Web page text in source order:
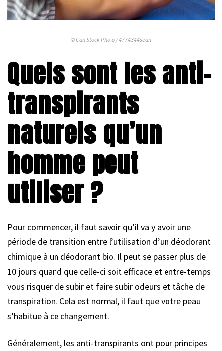
© Can Stock Photo / 4774344sean
Quels sont les anti-
transpirants
naturels qu’un
homme peut
utiliser ?
Pour commencer, il faut savoir qu’il va y avoir une
période de transition entre l’utilisation d’un déodorant
chimique à un déodorant bio. Il peut se passer plus de
10 jours quand que celle-ci soit efficace et entre-temps
vous risquer de subir et faire subir odeurs et tâche de
transpiration. Cela est normal, il faut que votre peau
s’habitue à ce changement.
Généralement, les anti-transpirants ont pour principes